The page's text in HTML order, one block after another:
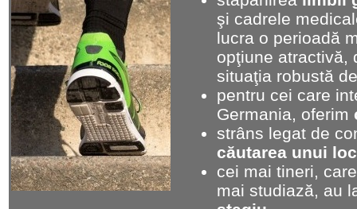
şi cadrele
lucra o perioadă
opţiune atractivă,
situaţia robustă
pentru cei care
Germania, oferim
strâns legat de
căutarea unui
cei mai tineri,
mai studiază, au